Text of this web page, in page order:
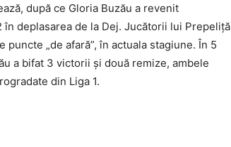
după ce Gloria Buzău a revenit
deplasarea de la Dej. Jucătorii lui Prepeliţă
„de afară”, în actuala stagiune. În 5
a bifat 3 victorii şi două remize, ambele
din Liga 1.